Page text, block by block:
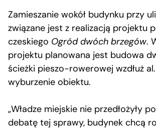
Zamieszanie wokół budynku przy
związane jest z realizacją projektu
czeskiego Ogród dwóch brzegów.
projektu planowana jest budowa
ścieżki pieszo-rowerowej wzdłuż
wyburzenie obiektu.
„Władze miejskie nie przedłożyły
debatę tej sprawy, budynek chcą